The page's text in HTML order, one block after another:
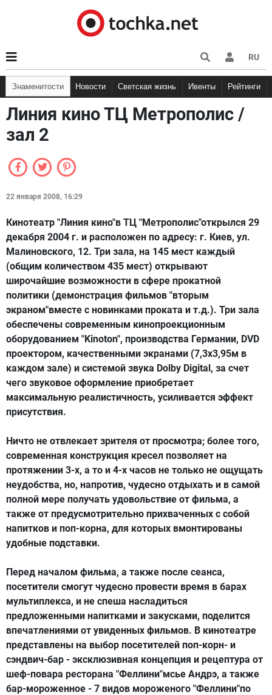
RU
Знаменитости Новости Светская жизнь Ивенты Рейтинги
Линия кино ТЦ Метрополис /
зал 2
22 января 2008, 16:29
Кинотеатр "Линия кино"в ТЦ "Метрополис"открылся 29
декабря 2004 г. и расположен по адресу: г. Киев, ул.
Малиновского, 12. Три зала, на 145 мест каждый
(общим количеством 435 мест) открывают
широчайшие возможности в сфере прокатной
политики (демонстрация фильмов "вторым
экраном"вместе с новинками проката и т.д.). Три зала
обеспечены современным кинопроекционным
оборудованием "Kinoton", производства Германии, DVD
проектором, качественными экранами (7,3х3,95м в
каждом зале) и системой звука Dolby Digital, за счет
чего звуковое оформление приобретает
максимальную реалистичность, усиливается эффект
присутствия.
Ничто не отвлекает зрителя от просмотра; более того,
современная конструкция кресел позволяет на
протяжении 3-х, а то и 4-х часов не только не ощущать
неудобства, но, напротив, чудесно отдыхать и в самой
полной мере получать удовольствие от фильма, а
также от предусмотрительно прихваченных с собой
напитков и поп-корна, для которых вмонтированы
удобные подставки.
Перед началом фильма, а также после сеанса,
посетители смогут чудесно провести время в барах
мультиплекса, и не спеша насладиться
предложенными напитками и закусками, поделится
впечатлениями от увиденных фильмов. В кинотеатре
представлены на выбор посетителей поп-корн- и
сэндвич-бар - эксклюзивная концепция и рецептура от
шеф-повара ресторана "Феллини"мсье Андрэ, а также
бар-мороженное - 7 видов мороженого "Феллини"по